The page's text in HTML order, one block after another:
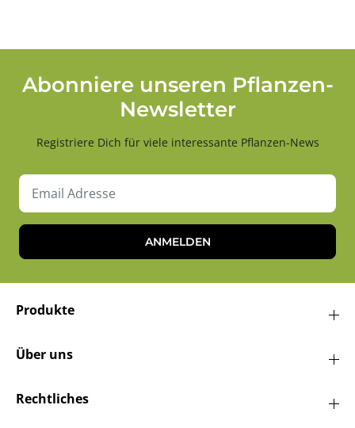
Abonniere unseren Pflanzen-
Newsletter
Registriere Dich für viele interessante Pflanzen-News
ANMELDEN
Produkte
Über uns
Rechtliches